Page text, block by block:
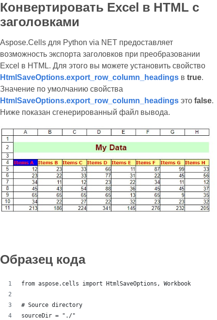
Конвертировать Excel в HTML с
заголовками
Aspose.Cells для Python via NET предоставляет
возможность экспорта заголовков при преобразовании
Excel в HTML. Для этого вы можете установить свойство
HtmlSaveOptions.export_row_column_headings в true.
Значение по умолчанию свойства
HtmlSaveOptions.export_row_column_headings это false.
Ниже показан сгенерированный файл вывода.
Образец кода
from aspose.cells import HtmlSaveOptions, Workbook
# Source directory
sourceDir = "./"